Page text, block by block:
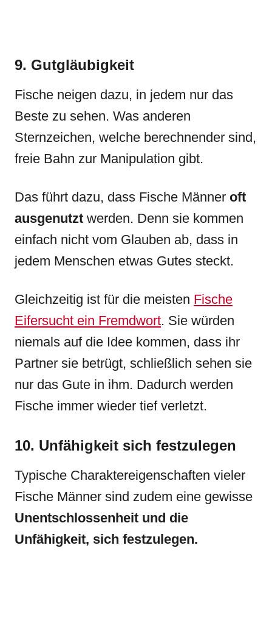
9. Gutgläubigkeit
Fische neigen dazu, in jedem nur das
Beste zu sehen. Was anderen
Sternzeichen, welche berechnender sind,
freie Bahn zur Manipulation gibt.
Das führt dazu, dass Fische Männer oft
ausgenutzt werden. Denn sie kommen
einfach nicht vom Glauben ab, dass in
jedem Menschen etwas Gutes steckt.
Gleichzeitig ist für die meisten Fische
Eifersucht ein Fremdwort. Sie würden
niemals auf die Idee kommen, dass ihr
Partner sie betrügt, schließlich sehen sie
nur das Gute in ihm. Dadurch werden
Fische immer wieder tief verletzt.
10. Unfähigkeit sich festzulegen
Typische Charaktereigenschaften vieler
Fische Männer sind zudem eine gewisse
Unentschlossenheit und die
Unfähigkeit, sich festzulegen.